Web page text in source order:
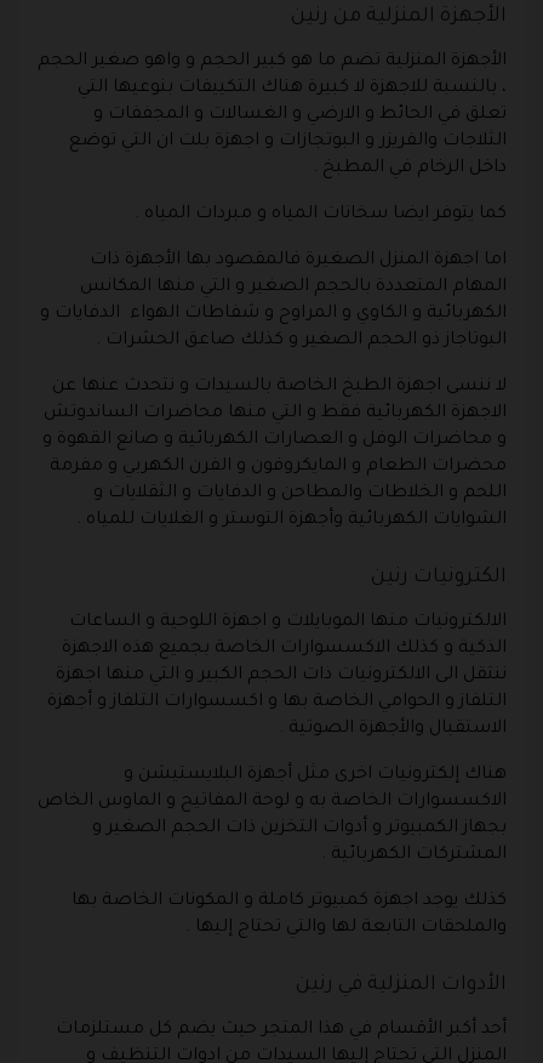
الأجهزة المنزلية من رنين
الأجهزة المنزلية تضم ما هو كبير الحجم و واهو صغير الحجم
، بالنسبة للاجهزة لا كبيرة هناك التكييفات بنوعيها التي
تعلق في الحائط و الارضي و الغسالات و المجففات و
الثلاجات والفريزر و البوتجازات و اجهزة بلت ان التي توضع
داخل الرخام في المطبخ .
كما يتوفر ايضا سخانات المياه و مبردات المياه .
اما اجهزة المنزل الصغيرة فالمقصود بها الأجهزة ذات
المهام المتعددة بالحجم الصغير و التي منها المكانس
الكهربائية و الكاوي و المراوح و شفاطات الهواء الدفايات و
البوتاجاز ذو الحجم الصغير و كذلك صاعق الحشرات .
لا ننسى اجهزة الطبخ الخاصة بالسيدات و نتحدث عنها عن
الاجهزة الكهربائية فقط و التي منها محاضرات الساندوتش
و محاضرات الوفل و العصارات الكهربائية و صانع القهوة و
محضرات الطعام و المايكروفون و الفرن الكهربي و مفرمة
اللحم و الخلاطات والمطاحن و الدفايات و الثقلايات و
الشوايات الكهربائية وأجهزة التوستر و الغلايات للمياه .
الكترونيات رنين
الالكترونيات منها الموبايلات و اجهزة اللوحية و الساعات
الذكية و كذلك الاكسسوارات الخاصة بجميع هذه الاجهزة
ننتقل الى الالكترونيات ذات الحجم الكبير و التي منها اجهزة
التلفاز و الحوامي الخاصة بها و اكسسوارات التلفاز و أجهزة
الاستقبال والأجهزة الصوتية .
هناك إلكترونيات اخرى مثل أجهزة البلايستيشن و
الاكسسوارات الخاصة به و لوحة المفاتيح و الماوس الخاص
بجهاز الكمبيوتر و أدوات التخزين ذات الحجم الصغير و
المشتركات الكهربائية .
كذلك يوجد اجهزة كمبيوتر كاملة و المكونات الخاصة بها
والملحقات التابعة لها والتي تحتاج إليها .
الأدوات المنزلية في رنين
أحد أكبر الأقسام في هذا المتجر حيث يضم كل مستلزمات
المنزل التي تحتاج إليها السيدات من ادوات التنظيف و